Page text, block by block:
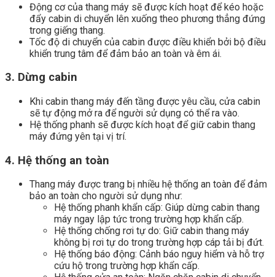
Động cơ của thang máy sẽ được kích hoạt để kéo hoặc
đẩy cabin di chuyển lên xuống theo phương thẳng đứng
trong giếng thang.
Tốc độ di chuyển của cabin được điều khiển bởi bộ điều
khiển trung tâm để đảm bảo an toàn và êm ái.
3. Dừng cabin
Khi cabin thang máy đến tầng được yêu cầu, cửa cabin
sẽ tự động mở ra để người sử dụng có thể ra vào.
Hệ thống phanh sẽ được kích hoạt để giữ cabin thang
máy đứng yên tại vị trí.
4. Hệ thống an toàn
Thang máy được trang bị nhiều hệ thống an toàn để đảm
bảo an toàn cho người sử dụng như:
Hệ thống phanh khẩn cấp: Giúp dừng cabin thang
máy ngay lập tức trong trường hợp khẩn cấp.
Hệ thống chống rơi tự do: Giữ cabin thang máy
không bị rơi tự do trong trường hợp cáp tải bị đứt.
Hệ thống báo động: Cảnh báo nguy hiểm và hỗ trợ
cứu hộ trong trường hợp khẩn cấp.